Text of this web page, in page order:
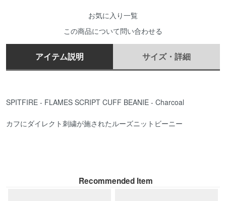
お気に入り一覧
この商品について問い合わせる
アイテム説明 サイズ・詳細
SPITFIRE - FLAMES SCRIPT CUFF BEANIE - Charcoal
カフにダイレクト刺繍が施されたルーズニットビーニー
Recommended Item